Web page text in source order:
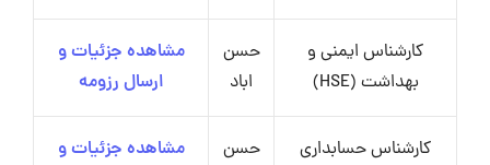
کارشناس ایمنی و
بهداشت (HSE)
حسن
اباد
مشاهده جزئیات و
ارسال رزومه
کارشناس حسابداری
حسن
مشاهده جزئیات و